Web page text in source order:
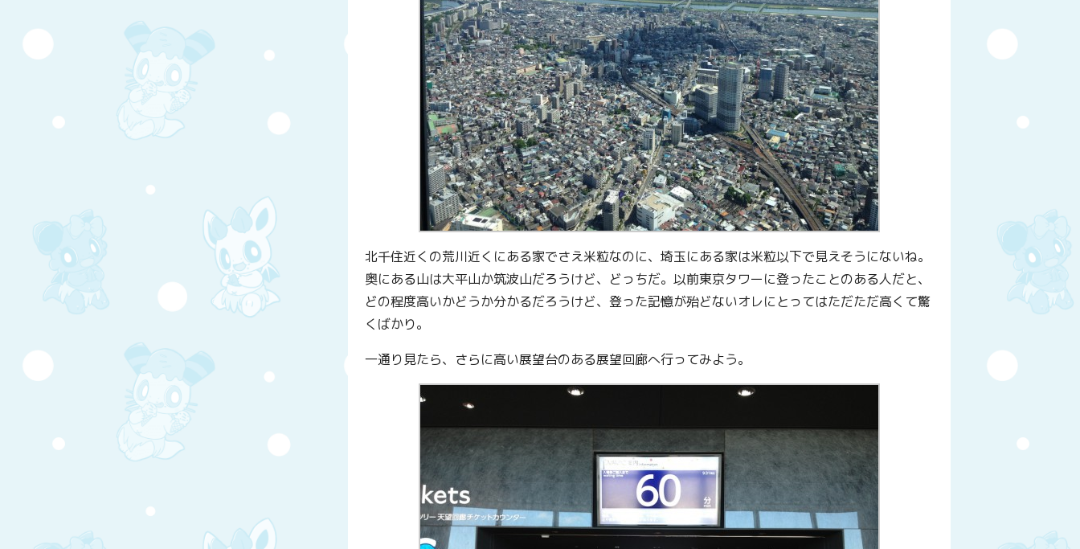
北千住近くの荒川近くにある家でさえ米粒なのに、埼玉にある家は米粒以下で見えそうにないね。
奥にある山は大平山か筑波山だろうけど、どっちだ。以前東京タワーに登ったことのある人だと、
どの程度高いかどうか分かるだろうけど、登った記憶が殆どないオレにとってはただただ高くて驚
くばかり。
一通り見たら、さらに高い展望台のある展望回廊へ行ってみよう。